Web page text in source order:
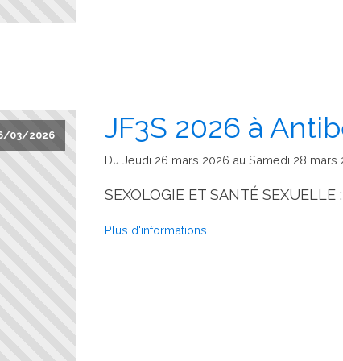
03/2026 JF3S 2026 à
Du Jeudi 26 mars 2026 au Samedi 28 mars
SEXOLOGIE ET SANTÉ SEXUELLE
Plus d'informations